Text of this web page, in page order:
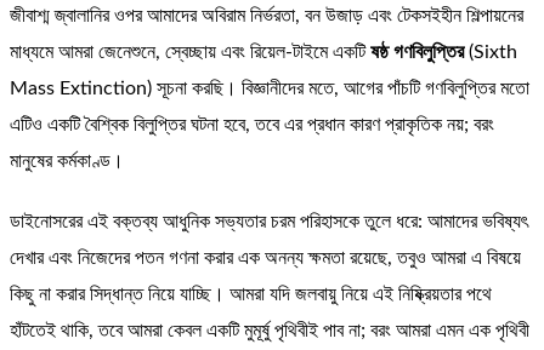
জীবাশ্ম জ্বালানির ওপর আমাদের অবিরাম নির্ভরতা, বন উজাড় এবং টেকসইহীন শিল্পায়নের
মাধ্যমে আমরা জেনেশুনে, স্বেচ্ছায় এবং রিয়েল-টাইমে একটিষষ্ঠ গণবিলুপ্তির(Sixth
Mass Extinction) সূচনা করছি। বিজ্ঞানীদের মতে, আগের পাঁচটি গণবিলুপ্তির মতো
এটিও একটি বৈশ্বিক বিলুপ্তির ঘটনা হবে, তবে এর প্রধান কারণ প্রাকৃতিক নয়; বরং
মানুষের কর্মকাণ্ড।
ডাইনোসরের এই বক্তব্য আধুনিক সভ্যতার চরম পরিহাসকে তুলে ধরে: আমাদের ভবিষ্যৎ
দেখার এবং নিজেদের পতন গণনা করার এক অনন্য ক্ষমতা রয়েছে, তবুও আমরা এ বিষয়ে
কিছু না করার সিদ্ধান্ত নিয়ে যাচ্ছি। আমরা যদি জলবায়ু নিয়ে এই নিষ্ক্রিয়তার পথে
হাঁটতেই থাকি, তবে আমরা কেবল একটি মুমূর্ষু পৃথিবীই পাব না; বরং আমরা এমন এক পৃথিবী